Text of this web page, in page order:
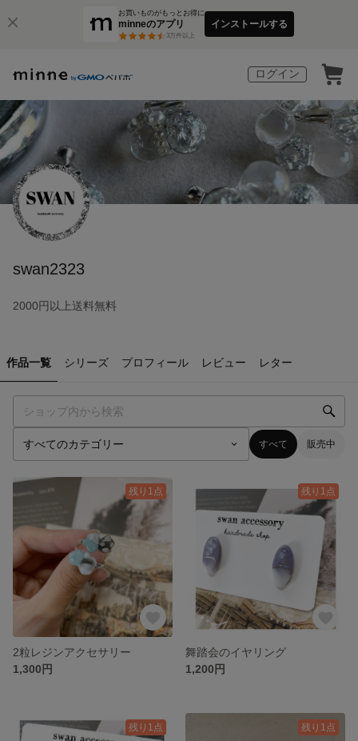
お買いものがもっとお得に
minneのアプリ
3万件以上
インストールする
ログイン
swan2323
2000円以上送料無料
作品一覧 シリーズ プロフィール レビュー レター
すべて 販売中
残り1点
2粒レジンアクセサリー
1,300円
残り1点
舞踏会のイヤリング
1,200円
残り1点 残り1点